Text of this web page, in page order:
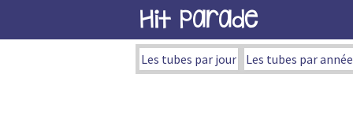
Hit Parade
Les tubes par jour Les tubes par année